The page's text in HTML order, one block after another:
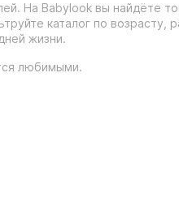
На Babylook вы найдёте
каталог по возрасту,
жизни.
любимыми.